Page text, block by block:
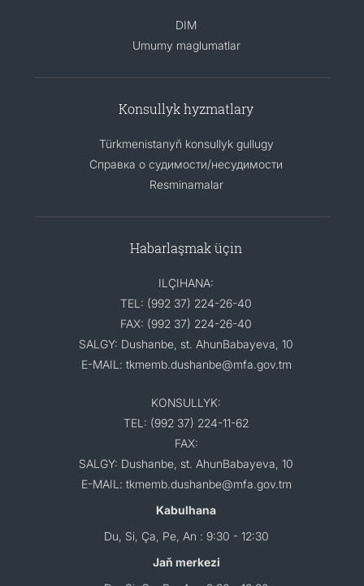
DIM
Umumy maglumatlar
Konsullyk hyzmatlary
Türkmenistanyň konsullyk gullugy
Справка о судимости/несудимости
Resminamalar
Habarlaşmak üçin
ILÇIHANA:
TEL: (992 37) 224-26-40
FAX: (992 37) 224-26-40
SALGY: Dushanbe, st. AhunBabayeva, 10
E-MAIL: tkmemb.dushanbe@mfa.gov.tm
KONSULLYK:
TEL: (992 37) 224-11-62
FAX:
SALGY: Dushanbe, st. AhunBabayeva, 10
E-MAIL: tkmemb.dushanbe@mfa.gov.tm
Kabulhana
Du, Si, Ça, Pe, An : 9:30 - 12:30
Jaň merkezi